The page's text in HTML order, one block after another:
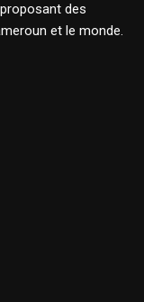
des
et le monde.